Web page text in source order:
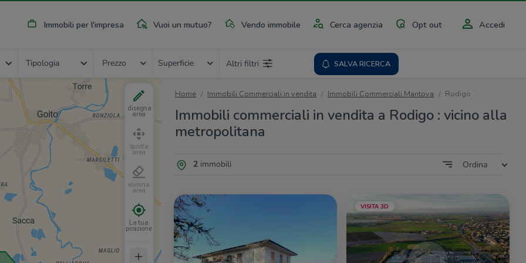
Immobili per l'impresa Vuoi un mutuo? Vendo immobile Cerca agenzia Opt out Accedi
Tipologia Prezzo Superficie Altri filtri SALVA RICERCA
Home Immobili Commerciali in vendita Immobili Commerciali Mantova Rodigo
Immobili commerciali in vendita a Rodigo : vicino alla
metropolitana
2immobili Ordina
VISITA 3D
disegna
area
sposta
area
elimina
area
La tua
posizione
+